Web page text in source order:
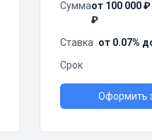
Суммаот 100 000
₽
Ставка от 0.07%
Срок
Оформить